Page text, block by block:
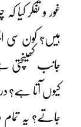
غور و تفکر کیا
ہیں؟ کون سی
جانب کھینچتی
کیوں آتا ہے؟
جاتے؟ یہ